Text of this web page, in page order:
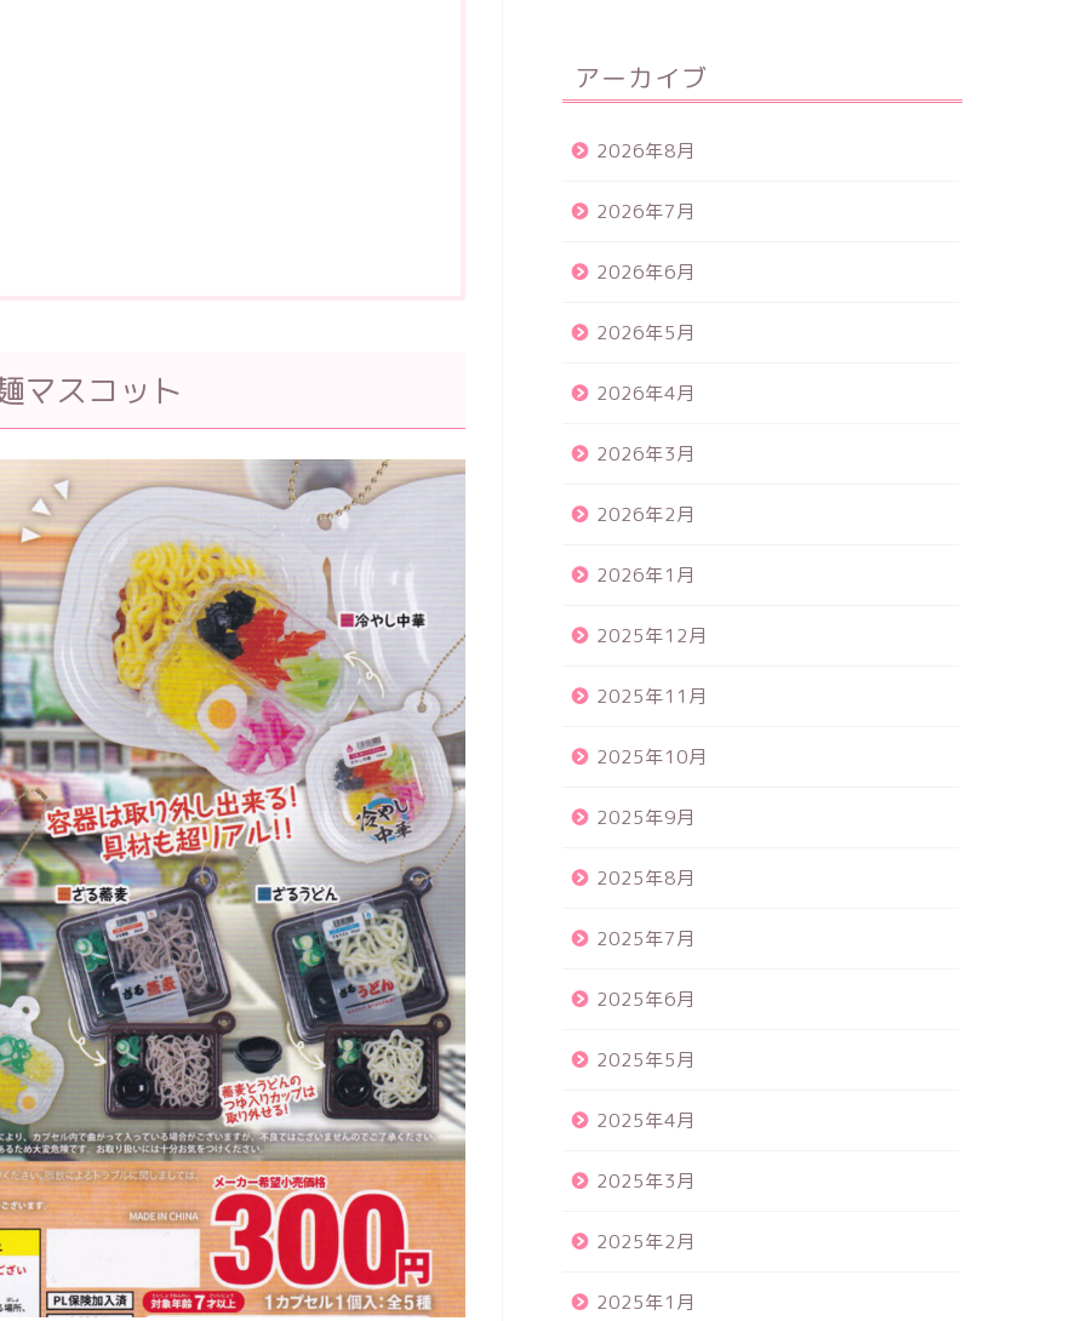
マスコット
アーカイブ
2026年8月
2026年7月
2026年6月
2026年5月
2026年4月
2026年3月
2026年2月
2026年1月
2025年12月
2025年11月
2025年10月
2025年9月
2025年8月
2025年7月
2025年6月
2025年5月
2025年4月
2025年3月
2025年2月
2025年1月